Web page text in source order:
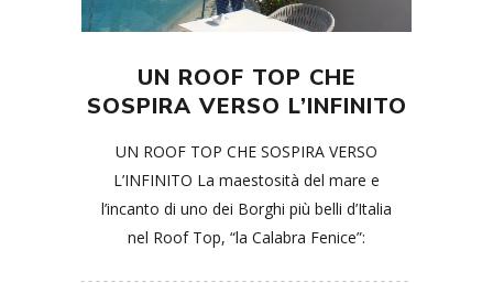
UN ROOF TOP CHE
SOSPIRA VERSO L’INFINITO
UN ROOF TOP CHE SOSPIRA VERSO
L’INFINITO La maestosità del mare e
l’incanto di uno dei Borghi più belli d’Italia
nel Roof Top, “la Calabra Fenice”: